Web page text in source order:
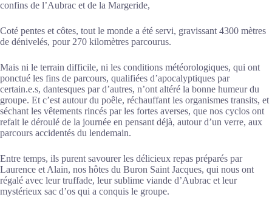
confins de l’Aubrac et de la Margeride,
Coté pentes et côtes, tout le monde a été servi, gravissant 4300 mètres
de dénivelés, pour 270 kilomètres parcourus.
Mais ni le terrain difficile, ni les conditions météorologiques, qui ont
ponctué les fins de parcours, qualifiées d’apocalyptiques par
certain.e.s, dantesques par d’autres, n’ont altéré la bonne humeur du
groupe. Et c’est autour du poêle, réchauffant les organismes transits, et
séchant les vêtements rincés par les fortes averses, que nos cyclos ont
refait le déroulé de la journée en pensant déjà, autour d’un verre, aux
parcours accidentés du lendemain.
Entre temps, ils purent savourer les délicieux repas préparés par
Laurence et Alain, nos hôtes du Buron Saint Jacques, qui nous ont
régalé avec leur truffade, leur sublime viande d’Aubrac et leur
mystérieux sac d’os qui a conquis le groupe.